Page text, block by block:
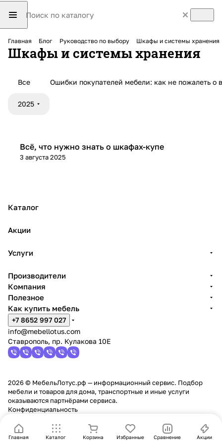
Главная Блог Руководство по выбору Шкафы и системы хранения
Шкафы и системы хранения
Все Ошибки покупателей мебели: как не пожалеть о
2025
Шкафы и системы хранения
3 августа 2025
Всё, что нужно знать о шкафах-купе
Главная Каталог Корзина Избранные Сравнение Акции
Каталог
Акции
Услуги
Производители
Компания
Полезное
Как купить мебель
+7 8652 997 027
info@mebellotus.com
Ставрополь, пр. Кулакова 10Е
2026 © МебельЛотус.рф — информационный сервис. Подбор
мебели и товаров для дома, транспортные и иные услуги
оказываются партнёрами сервиса.
Конфиденциальность